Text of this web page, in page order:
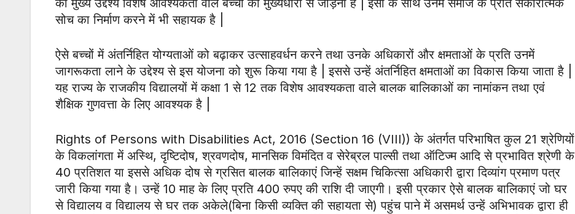
का मुख्य उद्देश्य विशेष आवश्यकता वाले बच्चों को मुख्यधारा से जोड़ना है | इसी के साथ उनमें समाज के प्रति सकारात्मक
सोच का निर्माण करने में भी सहायक है |
ऐसे बच्चों में अंतर्निहित योग्यताओं को बढ़ाकर उत्साहवर्धन करने तथा उनके अधिकारों और क्षमताओं के प्रति उनमें
जागरूकता लाने के उद्देश्य से इस योजना को शुरू किया गया है | इससे उन्हें अंतर्निहित क्षमताओं का विकास किया जाता है |
यह राज्य के राजकीय विद्यालयों में कक्षा 1 से 12 तक विशेष आवश्यकता वाले बालक बालिकाओं का नामांकन तथा एवं
शैक्षिक गुणवत्ता के लिए आवश्यक है |
Rights of Persons with Disabilities Act, 2016 (Section 16 (VIII)) के अंतर्गत परिभाषित कुल 21 श्रेणियों
के विकलांगता में अस्थि, दृष्टिदोष, श्रवणदोष, मानसिक विमंदित व सेरेब्रल पाल्सी तथा ऑटिज्म आदि से प्रभावित श्रेणी के
40 प्रतिशत या इससे अधिक दोष से ग्रसित बालक बालिकाएं जिन्हें सक्षम चिकित्सा अधिकारी द्वारा दिव्यांग प्रमाण पत्र
जारी किया गया है। उन्हें 10 माह के लिए प्रति 400 रुपए की राशि दी जाएगी। इसी प्रकार ऐसे बालक बालिकाएं जो घर
से विद्यालय व विद्यालय से घर तक अकेले(बिना किसी व्यक्ति की सहायता से) पहुंच पाने में असमर्थ उन्हें अभिभावक द्वारा ही